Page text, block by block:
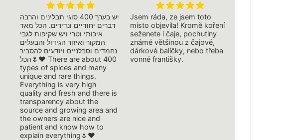
יש בערך 400 סוגי תבלינים והרבה
דברים יחודיים ונדירים. הכל מאד
איכותי וטרי ויש שקיפות לגבי
המקור ואיזור הגידול והבעלים
נחמדים וסבלניים ויודעים להסביר
הכל🌷❤️ There are about 400
types of spices and many
unique and rare things.
Everything is very high
quality and fresh and there is
transparency about the
source and growing area and
the owners are nice and
patient and know how to
explain everything🌷❤️
Jsem ráda, ze jsem toto
místo objevila! Kromě koření
seženete i čaje, pochutiny
známé většinou z čajové,
dárkové balíčky, nebo třeba
vonné františky.